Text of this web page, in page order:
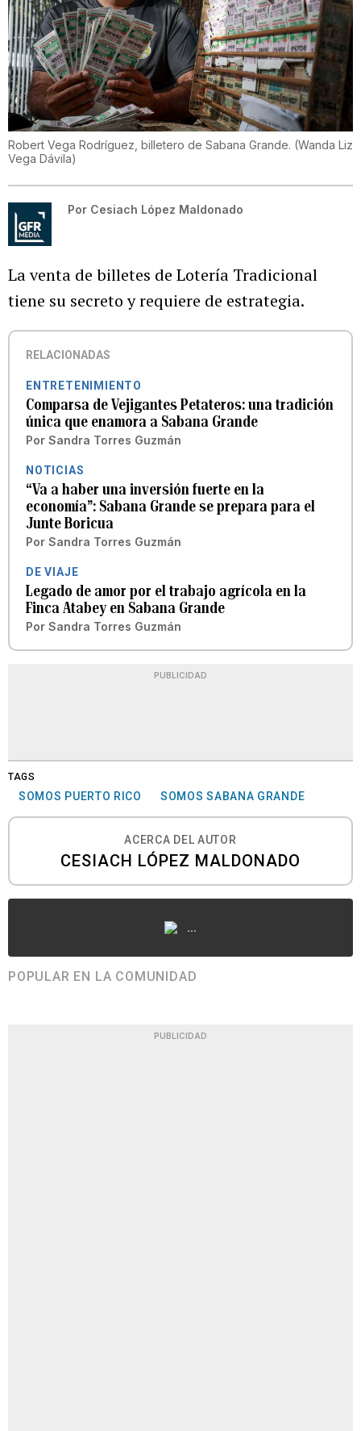
Robert Vega Rodríguez, billetero de Sabana Grande. (Wanda Liz
Vega Dávila)
Por Cesiach López Maldonado
La venta de billetes de Lotería Tradicional
tiene su secreto y requiere de estrategia.
RELACIONADAS
ENTRETENIMIENTO
Comparsa de Vejigantes Petateros: una tradición
única que enamora a Sabana Grande
Por Sandra Torres Guzmán
NOTICIAS
“Va a haber una inversión fuerte en la
economía”: Sabana Grande se prepara para el
Junte Boricua
Por Sandra Torres Guzmán
DE VIAJE
Legado de amor por el trabajo agrícola en la
Finca Atabey en Sabana Grande
Por Sandra Torres Guzmán
PUBLICIDAD
TAGS
SOMOS PUERTO RICO SOMOS SABANA GRANDE
ACERCA DEL AUTOR
CESIACH LÓPEZ MALDONADO
...
POPULAR EN LA COMUNIDAD
PUBLICIDAD